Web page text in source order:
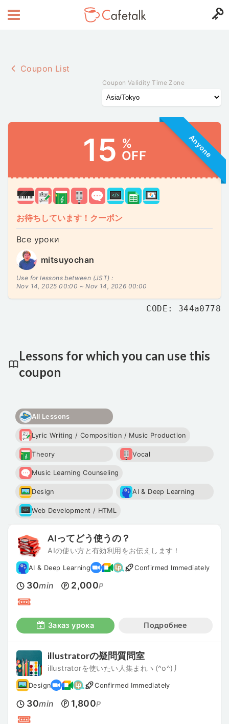
Coupon List
Coupon Validity Time Zone
Anyone
15 %
OFF
お待ちしています！クーポン
Все уроки
mitsuyochan
Use for lessons between (JST) :
Nov 14, 2025 00:00 ~Nov 14, 2026 00:00
CODE: 344a0778
Lessons for which you can use this
coupon
All Lessons
Lyric Writing / Composition / Music Production
Theory Vocal
Music Learning Counseling
Design AI & Deep Learning
Web Development / HTML
AIってどう使うの？
AIの使い方と有効利用をお伝えします！
AI & Deep Learning Confirmed Immediately
30min 2,000P
Заказ урока Подробнее
illustratorの疑問質問室
illustratorを使いたい人集まれヽ(^o^)丿
Design Confirmed Immediately
30min 1,800P